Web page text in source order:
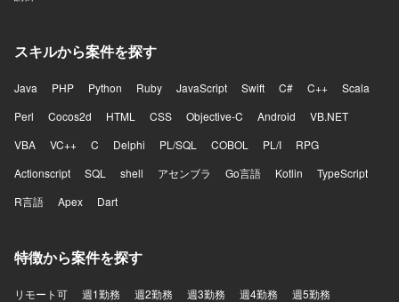
スキルから案件を探す
Java PHP Python Ruby JavaScript Swift C# C++
Scala
Perl
Cocos2d HTML CSS Objective-C Android
VB.NET
VBA
VC++ C Delphi PL/SQL COBOL PL/I
RPG
Actionscript
SQL shell アセンブラ Go言語 Kotlin
TypeScript
R言語
Apex Dart
特徴から案件を探す
リモート可 週1勤務 週2勤務 週3勤務 週4勤務 週5勤務